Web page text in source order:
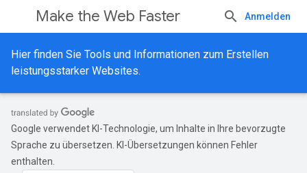
Make the Web Faster Anmelden
Hier finden Sie Tools und Informationen zum Erstellen
leistungsstarker Websites.
Google verwendet KI-Technologie, um Inhalte in Ihre bevorzugte
Sprache zu übersetzen. KI-Übersetzungen können Fehler
enthalten.